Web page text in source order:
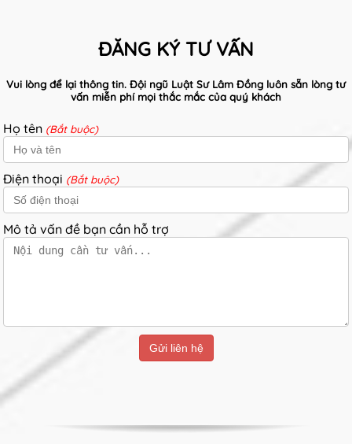
ĐĂNG KÝ TƯ VẤN
Vui lòng để lại thông tin. Đội ngũ Luật Sư Lâm Đồng luôn sẵn lòng tư
vấn miễn phí mọi thắc mắc của quý khách
Họ tên (Bắt buộc)
Điện thoại (Bắt buộc)
Mô tả vấn đề bạn cần hỗ trợ